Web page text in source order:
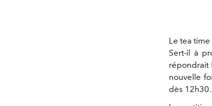
Le tea
Sert-il à
répondrait
nouvelle
dès 12h30.